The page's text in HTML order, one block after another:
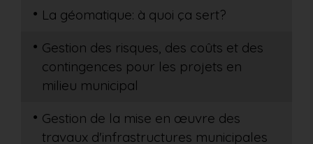
La géomatique: à quoi ça sert?
Gestion des risques, des coûts et des
contingences pour les projets en
milieu municipal
Gestion de la mise en œuvre des
travaux d'infrastructures municipales